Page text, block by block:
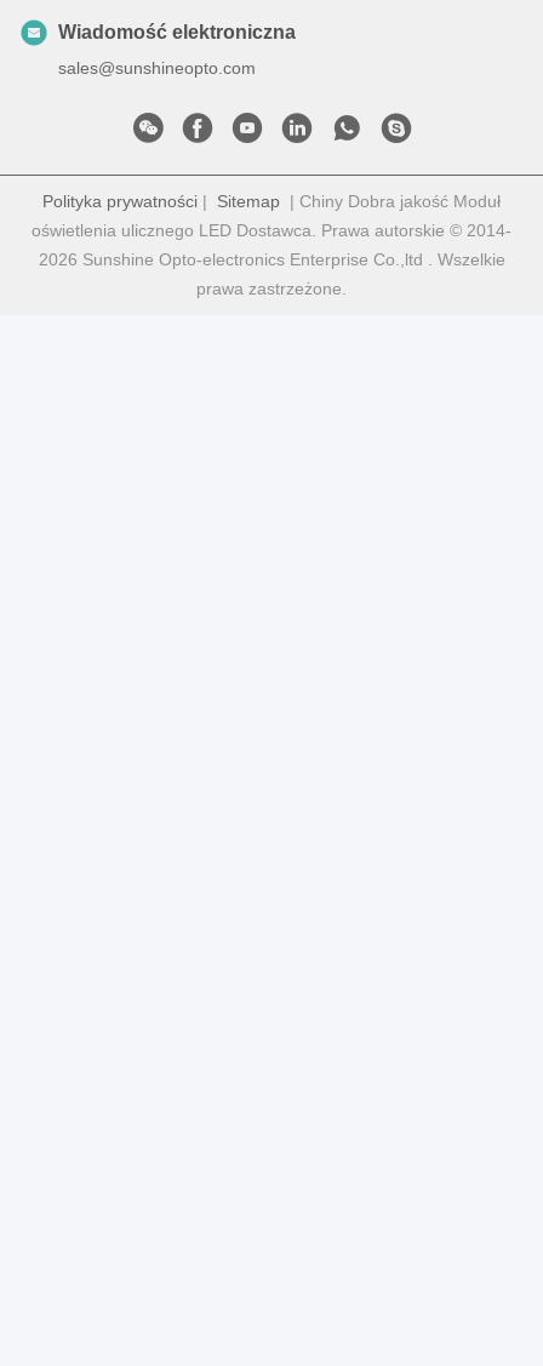
Wiadomość elektroniczna
sales@sunshineopto.com
Polityka prywatności | Sitemap | Chiny Dobra jakość Moduł
oświetlenia ulicznego LED Dostawca. Prawa autorskie © 2014-
2026 Sunshine Opto-electronics Enterprise Co.,ltd . Wszelkie
prawa zastrzeżone.